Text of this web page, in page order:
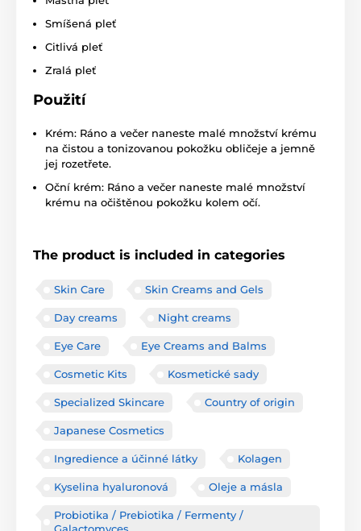
Smíšená pleť
Citlivá pleť
Zralá pleť
Použití
Krém: Ráno a večer naneste malé množství krému
na čistou a tonizovanou pokožku obličeje a jemně
jej rozetřete.
Oční krém: Ráno a večer naneste malé množství
krému na očištěnou pokožku kolem očí.
The product is included in categories
Skin Care Skin Creams and Gels
Day creams Night creams
Eye Care Eye Creams and Balms
Cosmetic Kits Kosmetické sady
Specialized Skincare Country of origin
Japanese Cosmetics
Ingredience a účinné látky Kolagen
Kyselina hyaluronová Oleje a másla
Probiotika / Prebiotika / Fermenty /